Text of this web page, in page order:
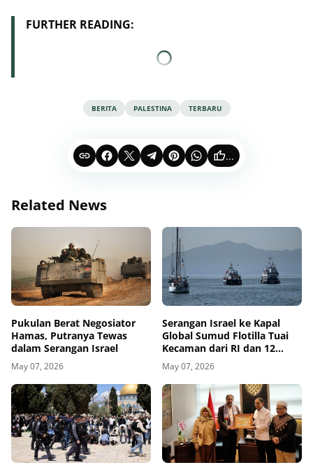
FURTHER READING:
BERITA PALESTINA TERBARU
...
Related News
Pukulan Berat Negosiator
Hamas, Putranya Tewas
dalam Serangan Israel
May 07, 2026
Serangan Israel ke Kapal
Global Sumud Flotilla Tuai
Kecaman dari RI dan 12
Negara
May 07, 2026